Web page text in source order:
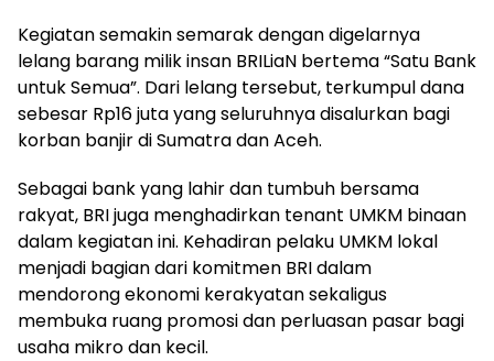
Kegiatan semakin semarak dengan digelarnya
lelang barang milik insan BRILiaN bertema “Satu Bank
untuk Semua”. Dari lelang tersebut, terkumpul dana
sebesar Rp16 juta yang seluruhnya disalurkan bagi
korban banjir di Sumatra dan Aceh.
Sebagai bank yang lahir dan tumbuh bersama
rakyat, BRI juga menghadirkan tenant UMKM binaan
dalam kegiatan ini. Kehadiran pelaku UMKM lokal
menjadi bagian dari komitmen BRI dalam
mendorong ekonomi kerakyatan sekaligus
membuka ruang promosi dan perluasan pasar bagi
usaha mikro dan kecil.